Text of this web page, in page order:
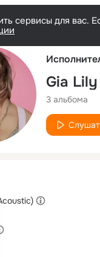
сервисы для вас.
Gia Lily
3 альбома